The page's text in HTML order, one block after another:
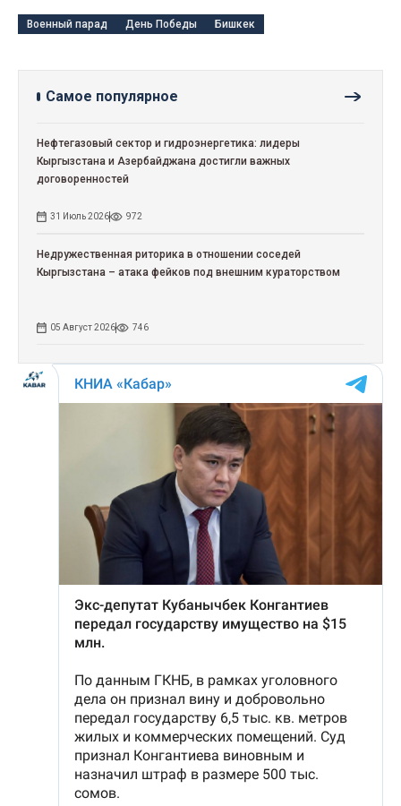
Военный парад День Победы Бишкек
Самое популярное
Нефтегазовый сектор и гидроэнергетика: лидеры
Кыргызстана и Азербайджана достигли важных
договоренностей
31 Июль 2026 972
Недружественная риторика в отношении соседей
Кыргызстана – атака фейков под внешним кураторством
05 Август 2026 746